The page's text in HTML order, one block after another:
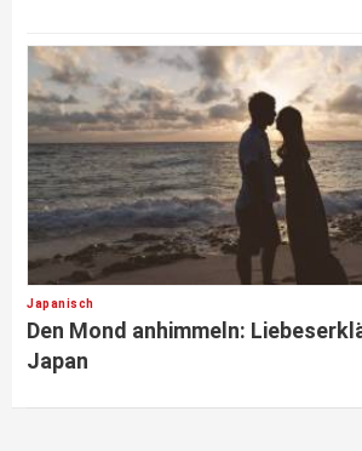
Japanisch
Den Mond anhimmeln:
Japan